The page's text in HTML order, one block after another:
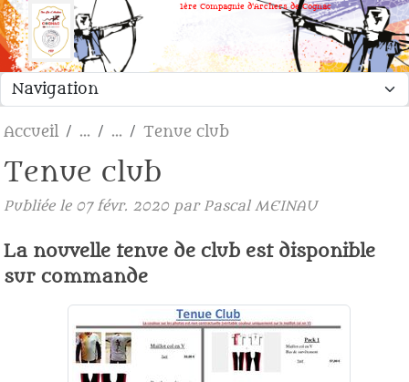
1ère Compagnie d'Archers de Cognac
Accueil Tenue club
Tenue club
Publiée le 07 févr. 2020 par Pascal MEINAU
La nouvelle tenue de club est disponible
sur commande
Panneau de gestion des cookies